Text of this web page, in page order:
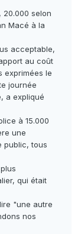
20.000 selon
Macé à la
acceptable,
au coût
exprimées le
journée
a expliqué
à 15.000
une
public, tous
qui était
"une autre
nos